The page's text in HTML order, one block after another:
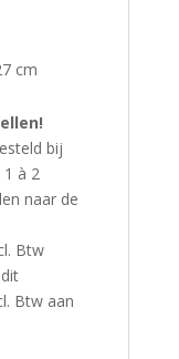
cm
bij
à 2
naar de
Btw
Btw aan